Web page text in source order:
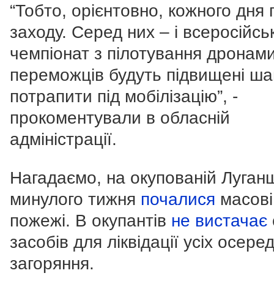
“Тобто, орієнтовно, кожного дня
заходу. Серед них – і
чемпіонат з пілотування
переможців будуть підвищені
потрапити під мобілізацію”, -
прокоментували в обласній
адміністрації.
Нагадаємо, на окупованій
минулого тижня почалися масові
пожежі. В окупантів не вистачає
засобів для ліквідації усіх
загоряння.